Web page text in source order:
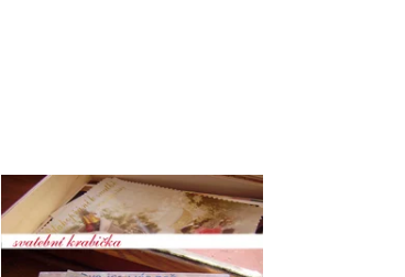
Dostupnost: Skladem